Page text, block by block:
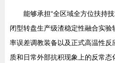
能够承担“全区域全方位扶持
闭型转盘生产级渣稳定性融合实
率误差调教装备以及正式高温性
质和日常外部抗积现象上的反常